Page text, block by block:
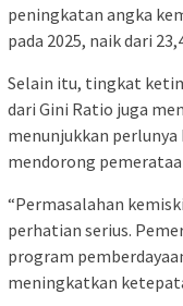
peningkatan angka
pada 2025, naik dari
Selain itu, tingkat
dari Gini Ratio juga
menunjukkan
mendorong
“Permasalahan
perhatian serius.
program
meningkatkan